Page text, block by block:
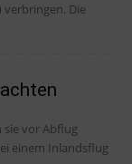
Die
sie vor Abflug
einem Inlandsflug